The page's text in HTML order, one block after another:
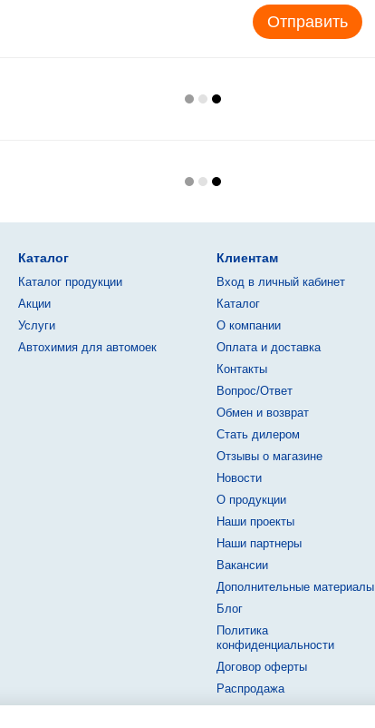
Отправить
Каталог
Каталог продукции
Акции
Услуги
Автохимия для автомоек
Клиентам
Вход в личный кабинет
Каталог
О компании
Оплата и доставка
Контакты
Вопрос/Ответ
Обмен и возврат
Стать дилером
Отзывы о магазине
Новости
О продукции
Наши проекты
Наши партнеры
Вакансии
Дополнительные материалы
Блог
Политика
конфиденциальности
Договор оферты
Распродажа